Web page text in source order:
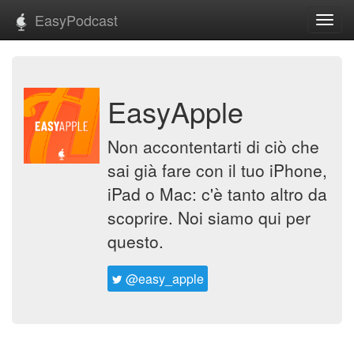
EasyPodcast
EasyApple
Non accontentarti di ciò che
sai già fare con il tuo iPhone,
iPad o Mac: c'è tanto altro da
scoprire. Noi siamo qui per
questo.
@easy_apple